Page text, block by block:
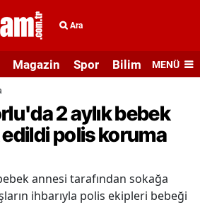
Ara
Magazin Spor Bilim veMENÜ
2 aylık bebek
polis koruma
annesi tarafından sokağa
ihbarıyla polis ekipleri bebeği